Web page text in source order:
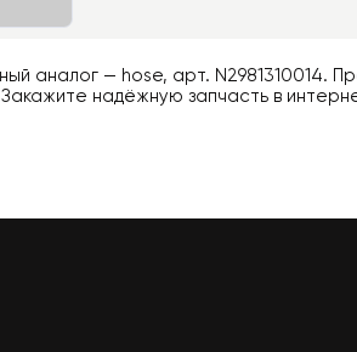
аналог — hose, арт. N2981310014.
надёжную запчасть в